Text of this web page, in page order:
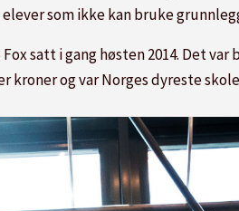
som ikke kan bruke
satt i gang høsten 2014. Det var
kroner og var Norges dyreste